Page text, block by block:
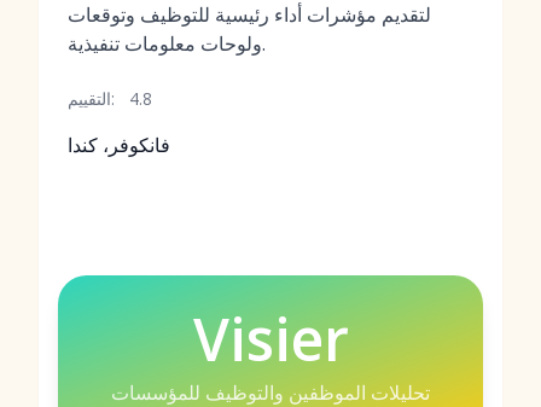
لتقديم مؤشرات أداء رئيسية للتوظيف وتوقعات
ولوحات معلومات تنفيذية.
التقييم: 4.8
فانكوفر، كندا
Visier
تحليلات الموظفين والتوظيف للمؤسسات